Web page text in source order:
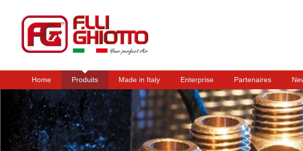
Home Produits Made in Italy Enterprise Partenaires